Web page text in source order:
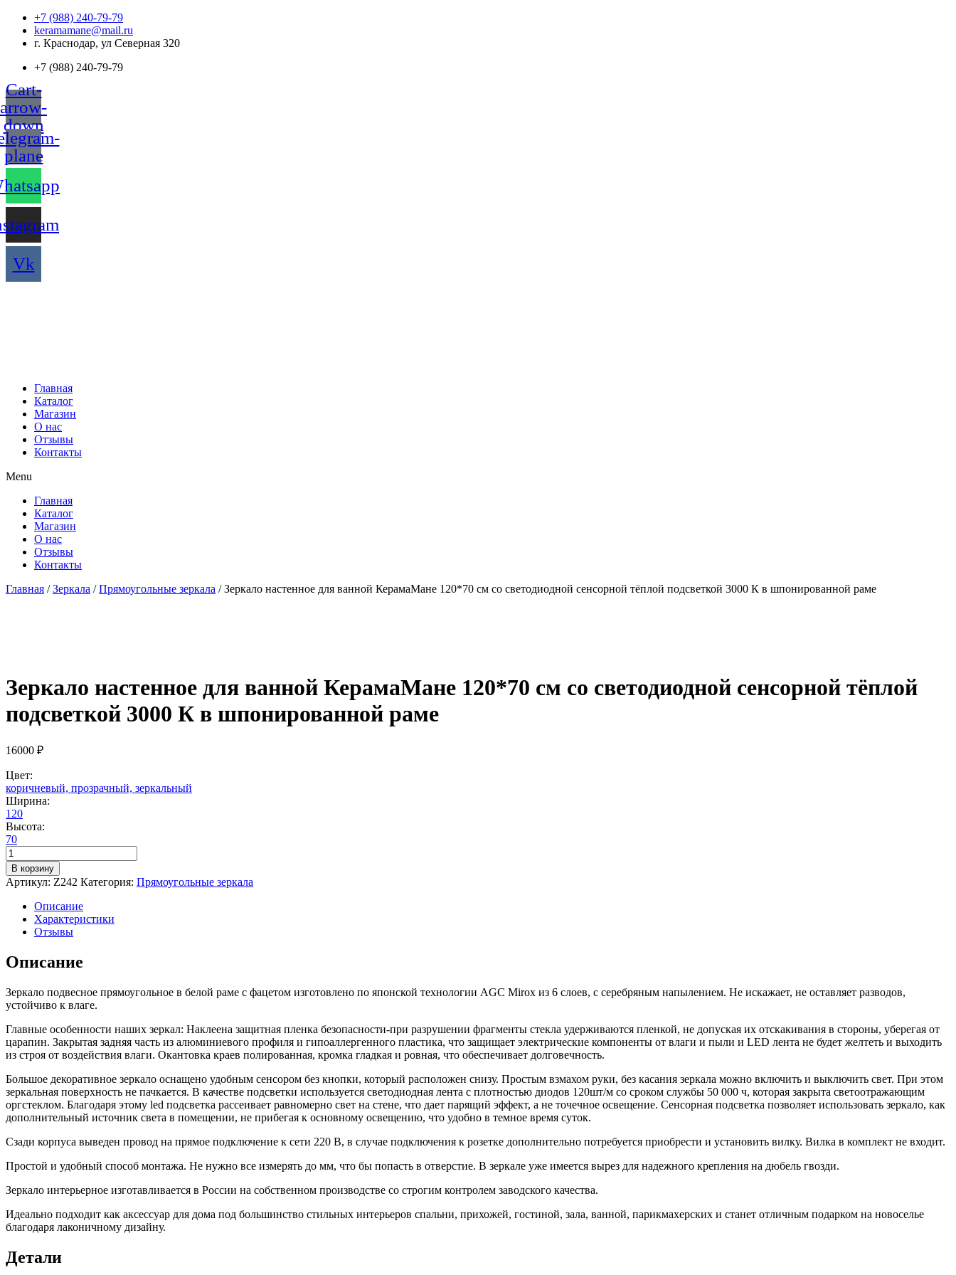
Перейти
содержимому
+7 (988) 240-79-79
keramamane@mail.ru
г. Краснодар, ул Северная 320
+7 (988) 240-79-79
Cart-
arrow-
down
plane
Vk
Главная
Каталог
Магазин
О нас
Отзывы
Контакты
Menu
Главная
Каталог
Магазин
О нас
Отзывы
Контакты
Главная /Зеркала /Прямоугольные зеркала / Зеркало настенное для ванной КерамаМане 120*70 см со светодиодной сенсорной тёплой подсветкой 3000 К в шпонированной раме
Зеркало настенное для ванной КерамаМане 120*70 см со светодиодной сенсорной тёплой
подсветкой 3000 К в шпонированной раме
16000 ₽
Цвет:
коричневый, прозрачный, зеркальный
Ширина:
120
Высота:
70
Количество
товара
Зеркало
настенное
ванной
КерамаМане
120*70
см
со
сенсорной
тёплой
3000
К
в
раме
В корзину
Артикул: Z242 Категория: Прямоугольные зеркала
Описание
Характеристики
Отзывы
Описание
Зеркало подвесное прямоугольное в белой раме с фацетом изготовлено по японской технологии AGC Mirox из 6 слоев, с серебряным напылением. Не искажает, не оставляет разводов,
устойчиво к влаге.
Главные особенности наших зеркал: Наклеена защитная пленка безопасности-при разрушении фрагменты стекла удерживаются пленкой, не допуская их отскакивания в стороны, уберегая от
царапин. Закрытая задняя часть из алюминиевого профиля и гипоаллергенного пластика, что защищает электрические компоненты от влаги и пыли и LED лента не будет желтеть и выходить
из строя от воздействия влаги. Окантовка краев полированная, кромка гладкая и ровная, что обеспечивает долговечность.
Большое декоративное зеркало оснащено удобным сенсором без кнопки, который расположен снизу. Простым взмахом руки, без касания зеркала можно включить и выключить свет. При этом
зеркальная поверхность не пачкается. В качестве подсветки используется светодиодная лента с плотностью диодов 120шт/м со сроком службы 50 000 ч, которая закрыта светоотражающим
оргстеклом. Благодаря этому led подсветка рассеивает равномерно свет на стене, что дает парящий эффект, а не точечное освещение. Сенсорная подсветка позволяет использовать зеркало, как
дополнительный источник света в помещении, не прибегая к основному освещению, что удобно в темное время суток.
Сзади корпуса выведен провод на прямое подключение к сети 220 В, в случае подключения к розетке дополнительно потребуется приобрести и установить вилку. Вилка в комплект не входит.
Простой и удобный способ монтажа. Не нужно все измерять до мм, что бы попасть в отверстие. В зеркале уже имеется вырез для надежного крепления на дюбель гвозди.
Зеркало интерьерное изготавливается в России на собственном производстве со строгим контролем заводского качества.
Идеально подходит как аксессуар для дома под большинство стильных интерьеров спальни, прихожей, гостиной, зала, ванной, парикмахерских и станет отличным подарком на новоселье
благодаря лаконичному дизайну.
Детали